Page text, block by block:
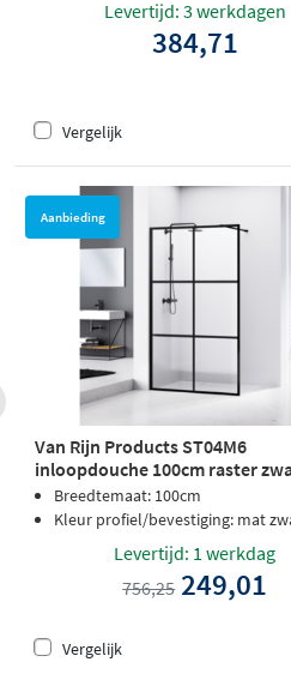
Levertijd: 3 werkdagen
384,71
Vergelijk
Aanbieding
Van Rijn Products ST04M6
inloopdouche 100cm raster
Breedtemaat: 100cm
Kleur profiel/bevestiging: mat
Levertijd: 1 werkdag
756,25 249,01
Vergelijk